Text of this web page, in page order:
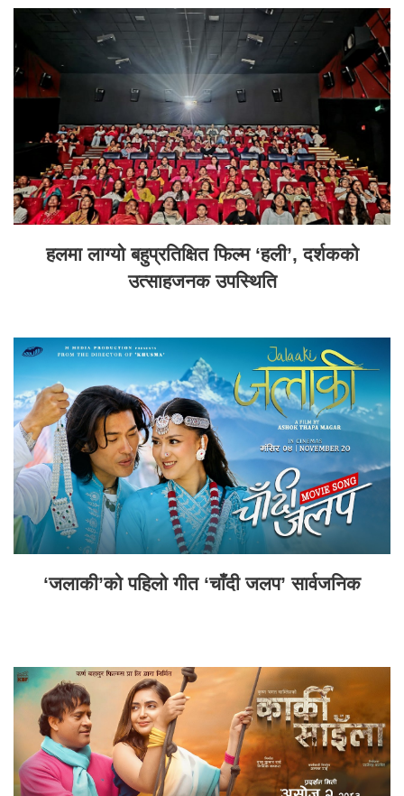
हलमा लाग्यो बहुप्रतिक्षित फिल्म ‘हली’, दर्शकको
उत्साहजनक उपस्थिति
‘जलाकी’को पहिलो गीत ‘चाँदी जलप’ सार्वजनिक